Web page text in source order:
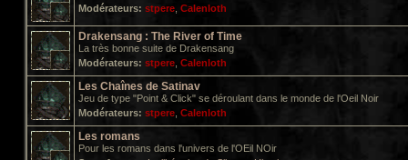
Modérateurs: stpere Calenloth
Drakensang : The River of Time
La très bonne suite de Drakensang
Modérateurs: stpere Calenloth
Les Chaînes de Satinav
Jeu de type "Point & Click" se déroulant dans le monde de l'Oeil Noir
Modérateurs: stpere Calenloth
Les romans
Pour les romans dans l'univers de l'OEil NOir